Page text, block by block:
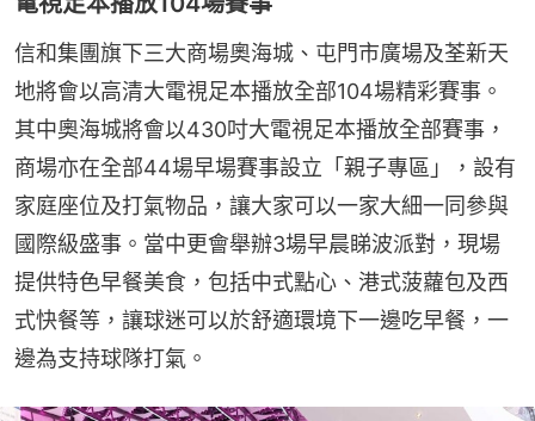
信和集團旗下三大商場奧海城、屯門市廣場及荃新天
地將會以高清大電視足本播放全部104場精彩賽事。
其中奧海城將會以430吋大電視足本播放全部賽事，
商場亦在全部44場早場賽事設立「親子專區」，設有
家庭座位及打氣物品，讓大家可以一家大細一同參與
國際級盛事。當中更會舉辦3場早晨睇波派對，現場
提供特色早餐美食，包括中式點心、港式菠蘿包及西
式快餐等，讓球迷可以於舒適環境下一邊吃早餐，一
邊為支持球隊打氣。